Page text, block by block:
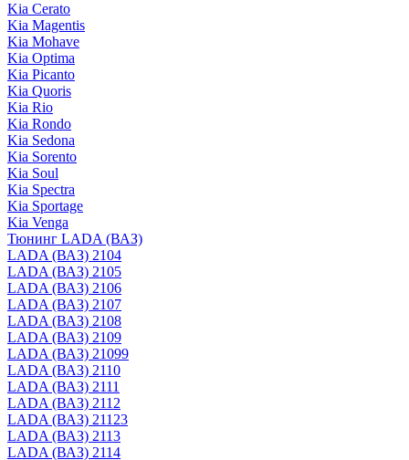
Kia Cerato
Kia Magentis
Kia Mohave
Kia Optima
Kia Picanto
Kia Quoris
Kia Rio
Kia Rondo
Kia Sedona
Kia Sorento
Kia Soul
Kia Spectra
Kia Sportage
Kia Venga
Тюнинг LADA (ВАЗ)
LADA (ВАЗ) 2104
LADA (ВАЗ) 2105
LADA (ВАЗ) 2106
LADA (ВАЗ) 2107
LADA (ВАЗ) 2108
LADA (ВАЗ) 2109
LADA (ВАЗ) 21099
LADA (ВАЗ) 2110
LADA (ВАЗ) 2111
LADA (ВАЗ) 2112
LADA (ВАЗ) 21123
LADA (ВАЗ) 2113
LADA (ВАЗ) 2114